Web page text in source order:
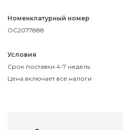
Номенклатурный номер
OC2077888
Условия
Срок поставки 4-7 недель
Цена включает все налоги